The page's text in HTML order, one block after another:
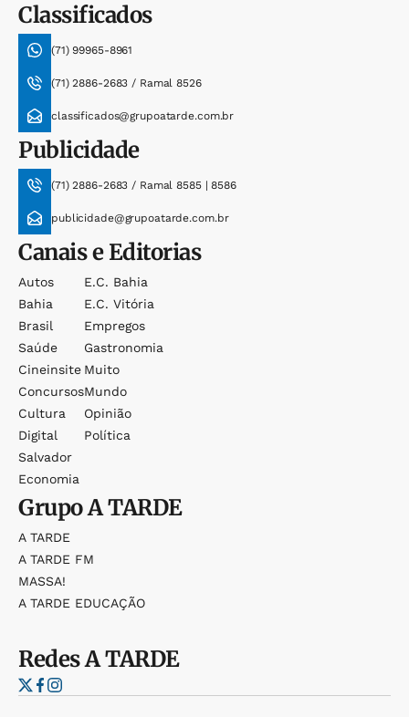
Classificados
(71) 99965-8961
(71) 2886-2683 / Ramal 8526
classificados@grupoatarde.com.br
Publicidade
(71) 2886-2683 / Ramal 8585 | 8586
publicidade@grupoatarde.com.br
Canais e Editorias
Autos
Bahia
Brasil
Saúde
Cineinsite
Concursos
Cultura
Digital
Salvador
Economia
E.c. Bahia
E.c. Vitória
Empregos
Gastronomia
Muito
Mundo
Opinião
Política
GrupoA TARDE
A TARDE
A TARDE FM
MASSA!
A TARDE EDUCAÇÃO
RedesA TARDE